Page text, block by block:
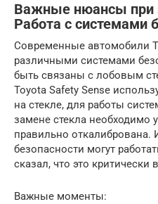
Важные нюансы при
Работа с системами
Современные автомобили
различными системами
быть связаны с лобовым
Toyota Safety Sense
на стекле, для работы
замене стекла необходимо
правильно откалибрована.
безопасности могут
сказал, что это критически
Важные моменты: